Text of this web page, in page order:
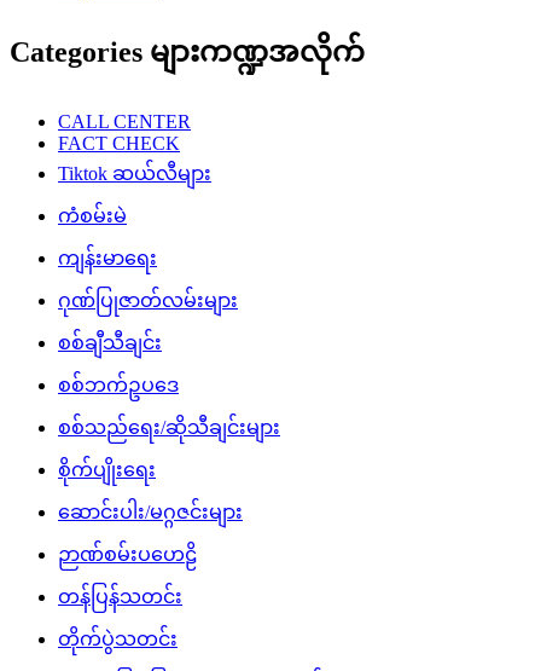
Categories များကဏ္ဍအလိုက်
CALL CENTER
FACT CHECK
Tiktok ဆယ်လီများ
ကံစမ်းမဲ
ကျန်းမာရေး
ဂုဏ်ပြုဇာတ်လမ်းများ
စစ်ချီသီချင်း
စစ်ဘက်ဥပဒေ
စစ်သည်ရေး/ဆိုသီချင်းများ
စိုက်ပျိုးရေး
ဆောင်းပါး/မဂ္ဂဇင်းများ
ဉာဏ်စမ်းပဟေဠိ
တန်ပြန်သတင်း
တိုက်ပွဲသတင်း